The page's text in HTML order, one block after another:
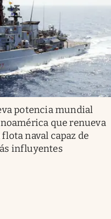
potencia mundial
que renueva
naval capaz de
influyentes